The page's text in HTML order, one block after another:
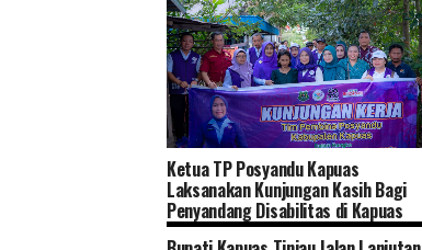
Ketua TP Posyandu Kapuas
Laksanakan Kunjungan Kasih Bagi
Penyandang Disabilitas di Kapuas
Timur